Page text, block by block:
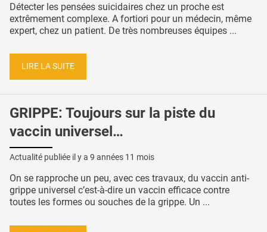
Détecter les pensées suicidaires chez un proche est
extrêmement complexe. A fortiori pour un médecin, même
expert, chez un patient. De très nombreuses équipes ...
LIRE LA SUITE
GRIPPE: Toujours sur la piste du
vaccin universel…
Actualité publiée il y a 9 années 11 mois
On se rapproche un peu, avec ces travaux, du vaccin anti-
grippe universel c’est-à-dire un vaccin efficace contre
toutes les formes ou souches de la grippe. Un ...